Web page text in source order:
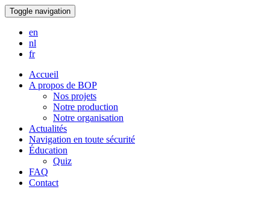
Toggle navigation
en
nl
fr
Accueil
A propos de BOP
Nos projets
Notre production
Notre organisation
Actualités
Navigation en toute sécurité
Éducation
Quiz
FAQ
Contact